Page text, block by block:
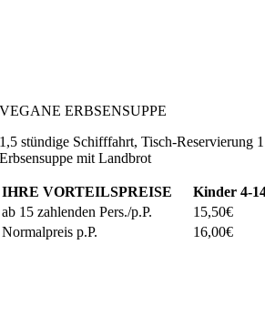
VEGANE ERBSENSUPPE
1,5 stündige Schifffahrt, Tisch-Reservierung
Erbsensuppe mit Landbrot
IHRE VORTEILSPREISE Kinder4-
ab 15 zahlenden Pers./p.P.
15,50€
Normalpreis p.P.
16,00€